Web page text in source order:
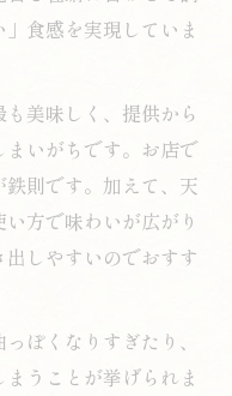
食感を実現していま
美味しく、提供から
いがちです。お店で
則です。加えて、天
方で味わいが広がり
しやすいのでおすす
ぽくなりすぎたり、
うことが挙げられま